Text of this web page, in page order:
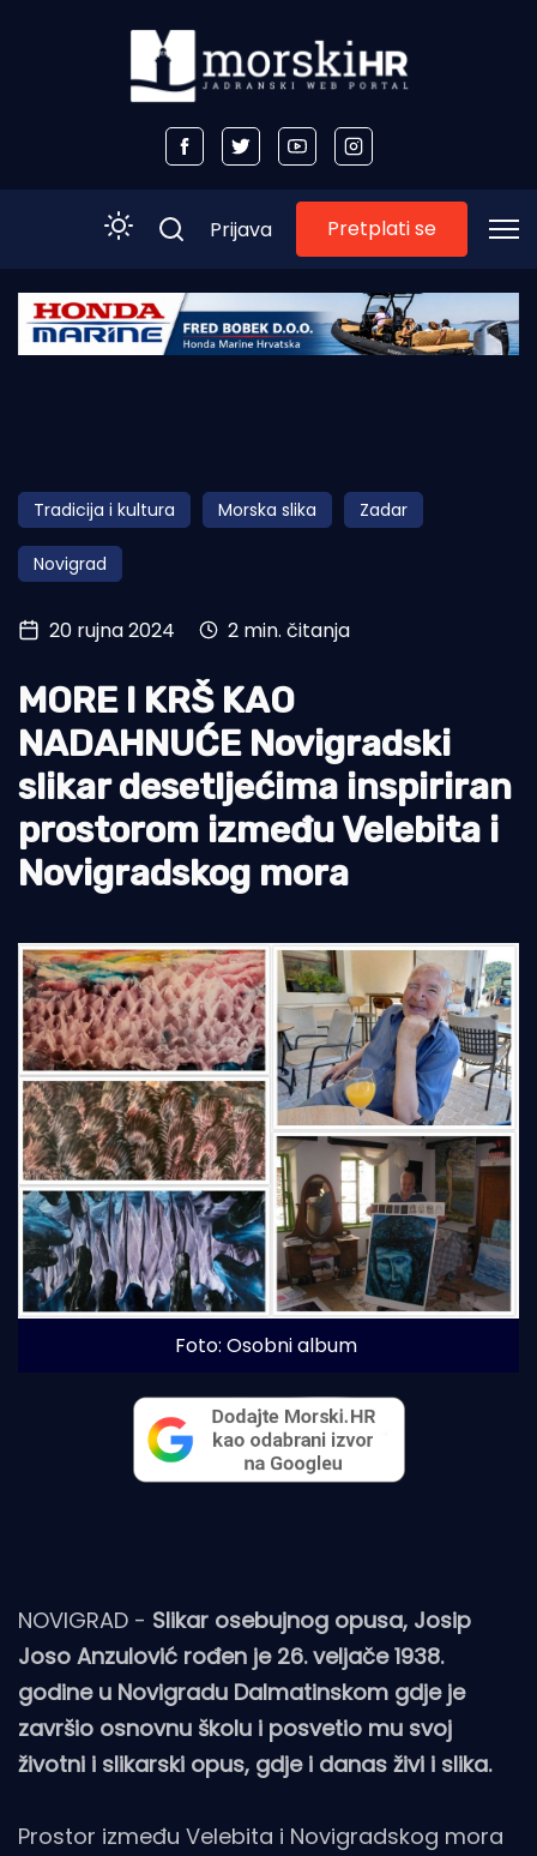
Početna
Obala
Otoci
Turizam i nautika
Pomorstvo
Ekologija
Tradicija i kultura
Prijava Pretplati se
Tradicija i kultura Morska slika Zadar
Novigrad
20 rujna 2024 2 min. čitanja
MORE I KRŠ KAO
NADAHNUĆE Novigradski
slikar desetljećima inspiriran
prostorom između Velebita i
Novigradskog mora
Foto: Osobni album
NOVIGRAD - Slikar osebujnog opusa, Josip
Joso Anzulović rođen je 26. veljače 1938.
godine u Novigradu Dalmatinskom gdje je
završio osnovnu školu i posvetio mu svoj
životni i slikarski opus, gdje i danas živi i slika.
Prostor između Velebita i Novigradskog mora